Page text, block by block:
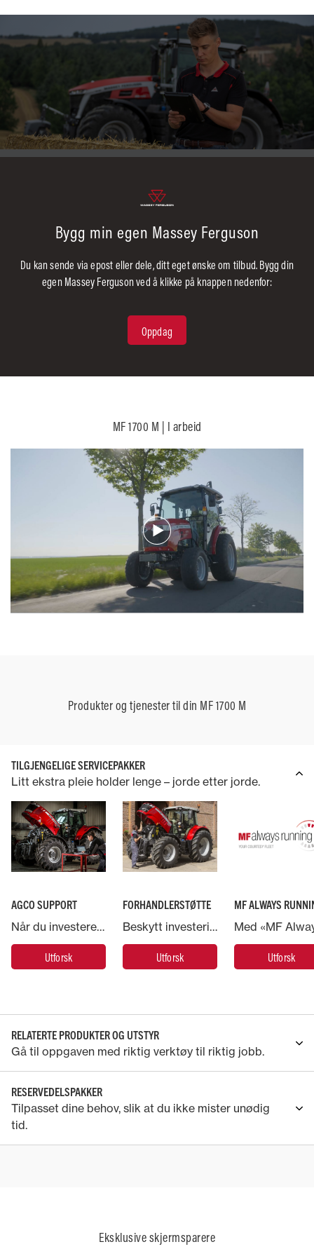
Bygg min egen Massey Ferguson
Du kan sende via epost eller dele, ditt eget ønske om tilbud. Bygg din
egen Massey Ferguson ved å klikke på knappen nedenfor:
Oppdag
MF 1700 M | I arbeid
Produkter og tjenester til din MF 1700 M
TILGJENGELIGE SERVICEPAKKER
Litt ekstra pleie holder lenge – jorde etter jorde.
AGCO SUPPORT
Når du investerer i en Massey Ferguson-maskin, har du støtte fra AGCO – verdens største leverandør av landbruksmaskiner.
Utforsk
FORHANDLERSTØTTE
Beskytt investeringen i Massey Ferguson-maskinen og la ekspertene ta hånd om den
Utforsk
MF ALWAYS
Utforsk
RELATERTE PRODUKTER OG UTSTYR
Gå til oppgaven med riktig verktøy til riktig jobb.
RESERVEDELSPAKKER
Tilpasset dine behov, slik at du ikke mister unødig
tid.
Eksklusive skjermsparere